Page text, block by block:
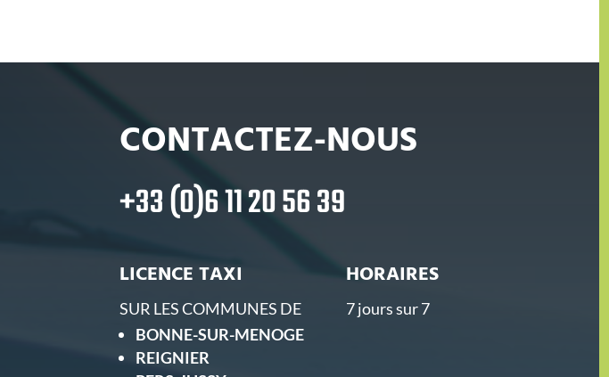
CONTACTEZ-NOUS
+33 (0)6 11 20 56 39
LICENCE TAXI
SUR LES COMMUNES DE
BONNE-SUR-MENOGE
REIGNIER
HORAIRES
7 jours sur 7